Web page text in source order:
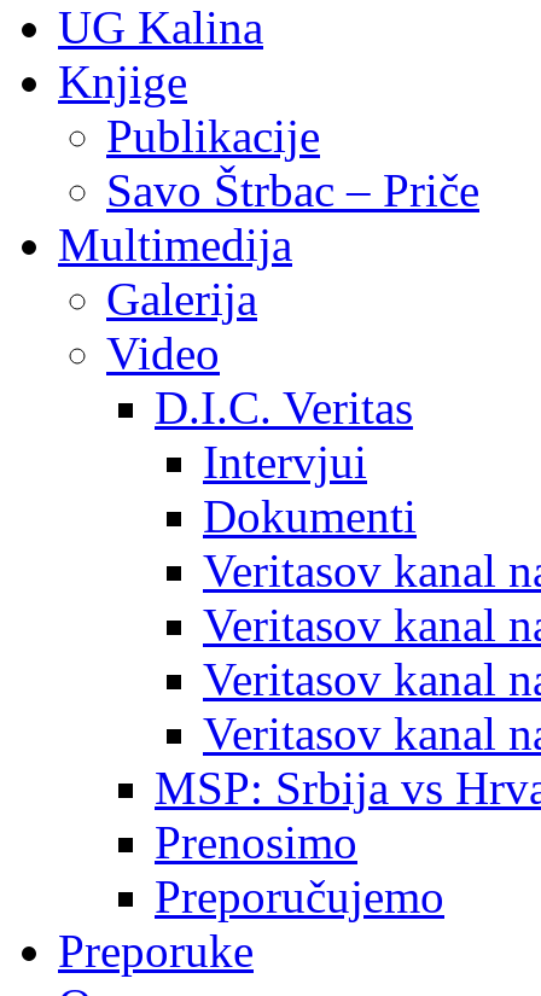
UG Kalina
Knjige
Publikacije
Savo Štrbac – Priče
Multimedija
Galerija
Video
D.I.C. Veritas
Intervjui
Dokumenti
Veritasov kanal
Veritasov kanal
Veritasov kanal
Veritasov kanal
MSP: Srbija vs
Prenosimo
Preporučujemo
Preporuke